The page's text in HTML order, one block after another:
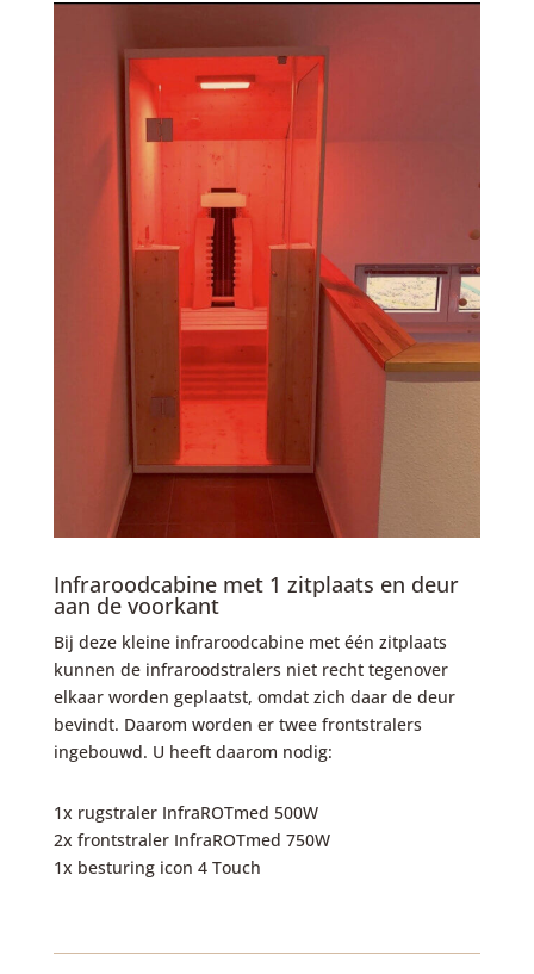
Infraroodcabine met 1 zitplaats en deur
aan de voorkant
Bij deze kleine infraroodcabine met één zitplaats
kunnen de infraroodstralers niet recht tegenover
elkaar worden geplaatst, omdat zich daar de deur
bevindt. Daarom worden er twee frontstralers
ingebouwd. U heeft daarom nodig:
1x rugstraler InfraROTmed 500W
2x frontstraler InfraROTmed 750W
1x besturing icon 4 Touch